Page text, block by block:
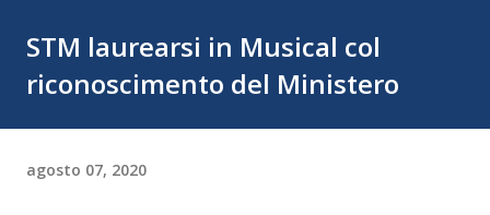
STM laurearsi in Musical col
riconoscimento del Ministero
agosto 07, 2020